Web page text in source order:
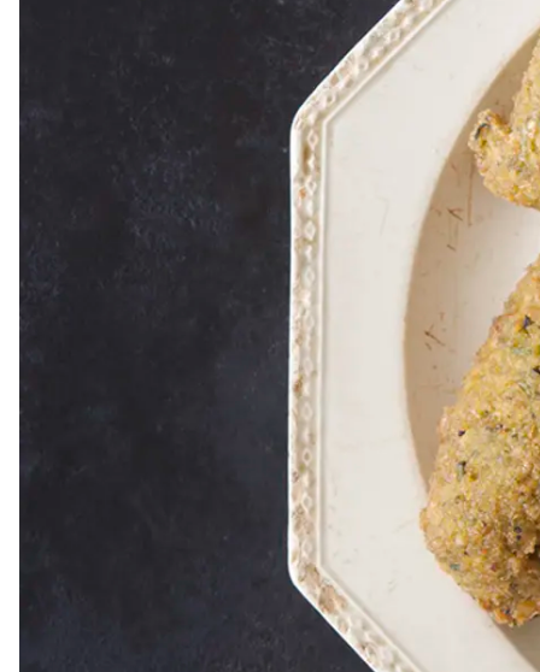
Dipp
Dressingar
Vinägrett
Örtolja